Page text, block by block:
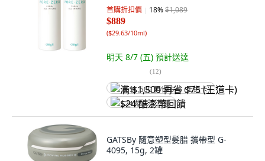
首購折扣價 18%$1,089
$889
($29.63/10ml)
明天 8/7 (五) 預計送達
(12)
满 $1,500 再省 $75 (王道卡)
$24 酷澎幣回饋
GATSBy 隨意塑型髮腊 攜帶型 G-
4095, 15g, 2罐